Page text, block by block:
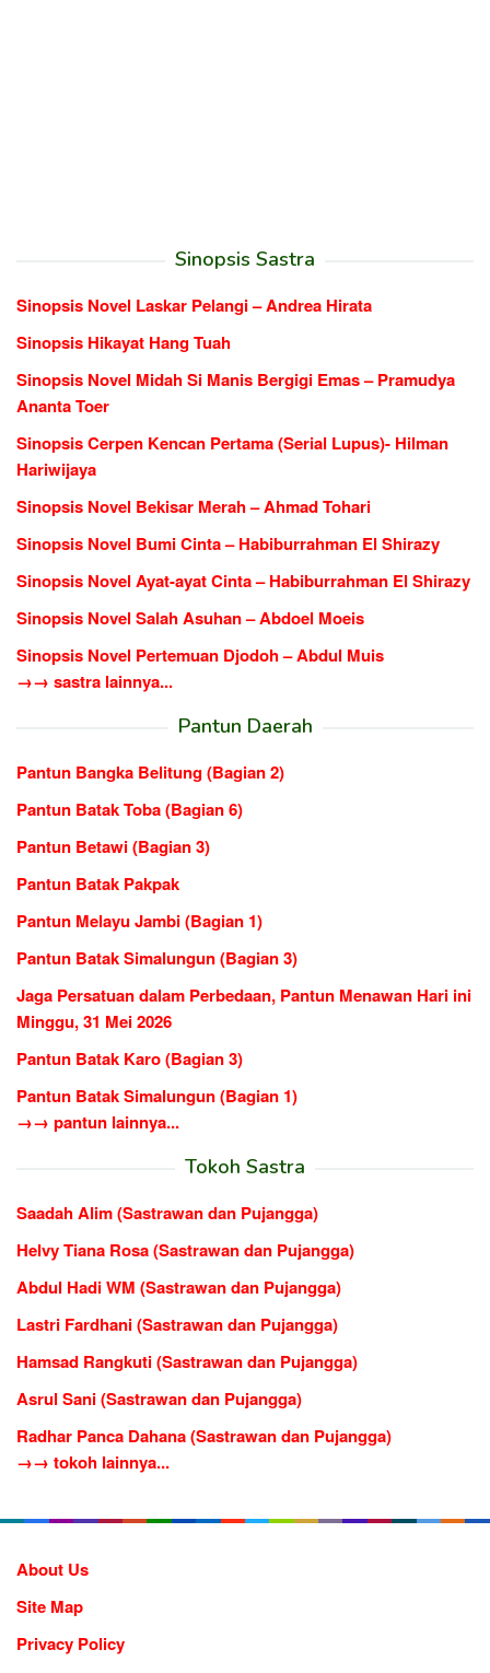
Sinopsis Sastra
Sinopsis Novel Laskar Pelangi – Andrea Hirata
Sinopsis Hikayat Hang Tuah
Sinopsis Novel Midah Si Manis Bergigi Emas – Pramudya
Ananta Toer
Sinopsis Cerpen Kencan Pertama (Serial Lupus)- Hilman
Hariwijaya
Sinopsis Novel Bekisar Merah – Ahmad Tohari
Sinopsis Novel Bumi Cinta – Habiburrahman El Shirazy
Sinopsis Novel Ayat-ayat Cinta – Habiburrahman El Shirazy
Sinopsis Novel Salah Asuhan – Abdoel Moeis
Sinopsis Novel Pertemuan Djodoh – Abdul Muis
→→ sastra lainnya...
Pantun Daerah
Pantun Bangka Belitung (Bagian 2)
Pantun Batak Toba (Bagian 6)
Pantun Betawi (Bagian 3)
Pantun Batak Pakpak
Pantun Melayu Jambi (Bagian 1)
Pantun Batak Simalungun (Bagian 3)
Jaga Persatuan dalam Perbedaan, Pantun Menawan Hari ini
Minggu, 31 Mei 2026
Pantun Batak Karo (Bagian 3)
Pantun Batak Simalungun (Bagian 1)
→→ pantun lainnya...
Tokoh Sastra
Saadah Alim (Sastrawan dan Pujangga)
Helvy Tiana Rosa (Sastrawan dan Pujangga)
Abdul Hadi WM (Sastrawan dan Pujangga)
Lastri Fardhani (Sastrawan dan Pujangga)
Hamsad Rangkuti (Sastrawan dan Pujangga)
Asrul Sani (Sastrawan dan Pujangga)
Radhar Panca Dahana (Sastrawan dan Pujangga)
→→ tokoh lainnya...
About Us
Site Map
Privacy Policy